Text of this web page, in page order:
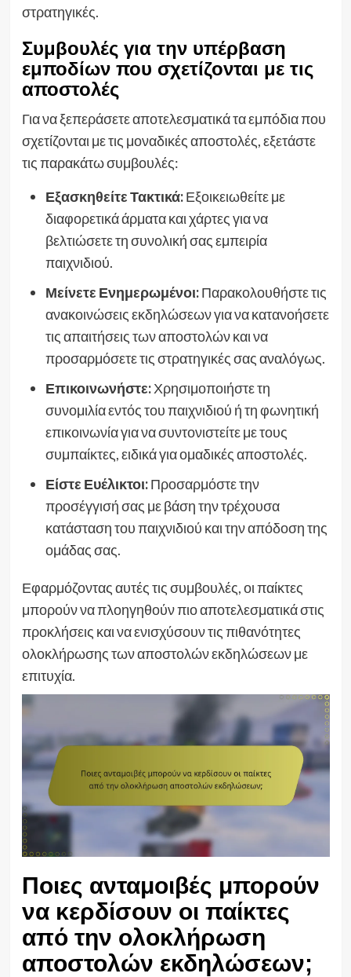
στρατηγικές.
Συμβουλές για την υπέρβαση
εμποδίων που σχετίζονται με τις
αποστολές
Για να ξεπεράσετε αποτελεσματικά τα εμπόδια που
σχετίζονται με τις μοναδικές αποστολές, εξετάστε
τις παρακάτω συμβουλές:
Εξασκηθείτε Τακτικά:Εξοικειωθείτε με
διαφορετικά άρματα και χάρτες για να
βελτιώσετε τη συνολική σας εμπειρία
παιχνιδιού.
Μείνετε Ενημερωμένοι:Παρακολουθήστε τις
ανακοινώσεις εκδηλώσεων για να κατανοήσετε
τις απαιτήσεις των αποστολών και να
προσαρμόσετε τις στρατηγικές σας αναλόγως.
Επικοινωνήστε:Χρησιμοποιήστε τη
συνομιλία εντός του παιχνιδιού ή τη φωνητική
επικοινωνία για να συντονιστείτε με τους
συμπαίκτες, ειδικά για ομαδικές αποστολές.
Είστε Ευέλικτοι:Προσαρμόστε την
προσέγγισή σας με βάση την τρέχουσα
κατάσταση του παιχνιδιού και την απόδοση της
ομάδας σας.
Εφαρμόζοντας αυτές τις συμβουλές, οι παίκτες
μπορούν να πλοηγηθούν πιο αποτελεσματικά στις
προκλήσεις και να ενισχύσουν τις πιθανότητες
ολοκλήρωσης των αποστολών εκδηλώσεων με
επιτυχία.
Ποιες ανταμοιβές μπορούν
να κερδίσουν οι παίκτες
από την ολοκλήρωση
αποστολών εκδηλώσεων;